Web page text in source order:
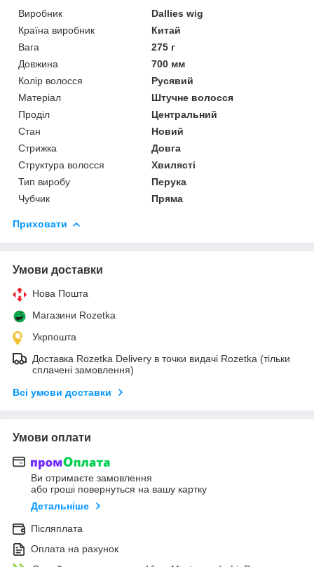
Виробник
Dallies wig
Країна виробник
Китай
Вага
275 г
Довжина
700 мм
Колір волосся
Русявий
Матеріал
Штучне волосся
Проділ
Центральний
Стан
Новий
Стрижка
Довга
Структура волосся
Хвилясті
Тип виробу
Перука
Чубчик
Пряма
Приховати
Умови доставки
Нова Пошта
Магазини Rozetka
Укрпошта
Доставка Rozetka Delivery в точки видачі Rozetka (тільки
сплачені замовлення)
Всі умови доставки
Умови оплати
Ви отримаєте замовлення
або гроші повернуться на вашу картку
Детальніше
Післяплата
Оплата на рахунок